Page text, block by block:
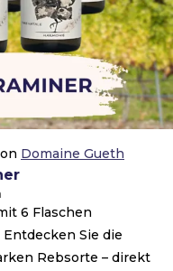
Domaine Gueth
6 Flaschen
Sie die
Rebsorte – direkt